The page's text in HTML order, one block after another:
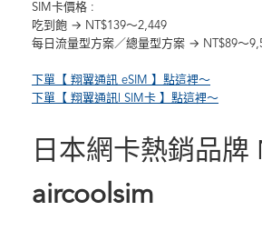
SIM卡價格 :
吃到飽 → NT$139～2,449
每日流量型方案／總量型方案 → NT$89～
下單【 翔翼通訊 eSIM 】點這裡～
下單【 翔翼通訊l SIM卡 】點這裡～
日本網卡熱銷品牌
aircoolsim